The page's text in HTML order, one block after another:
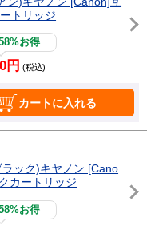
トリッジ
お得
円 (税込)
カートに入れる
ラック)キヤノン [Cano
カートリッジ
お得